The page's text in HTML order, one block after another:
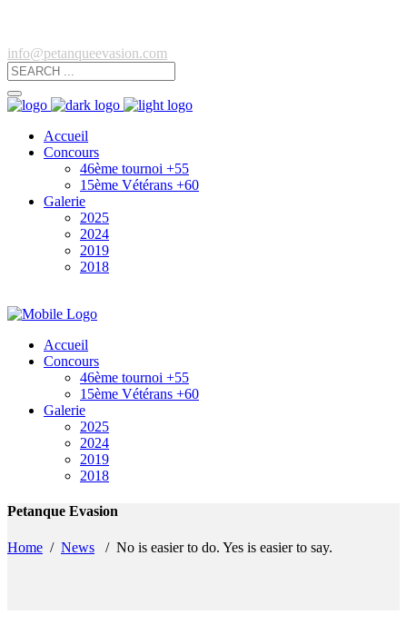
info@petanqueevasion.com
Accueil
Concours
46ème tournoi +55
15ème Vétérans +60
Galerie
2025
2024
2019
2018
Accueil
Concours
46ème tournoi +55
15ème Vétérans +60
Galerie
2025
2024
2019
2018
Petanque Evasion
Home / News / No is easier to do. Yes is easier to say.